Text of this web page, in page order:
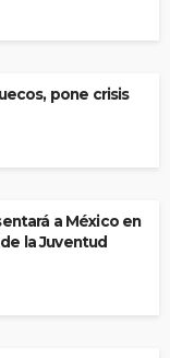
pone crisis
a México en
la Juventud